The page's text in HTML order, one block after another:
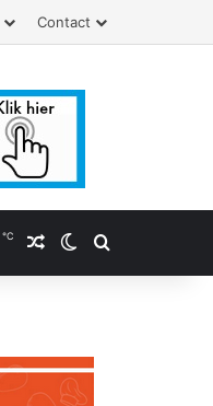
Contact
℃ Willekeurig artikel
Switch skin
Zoeken